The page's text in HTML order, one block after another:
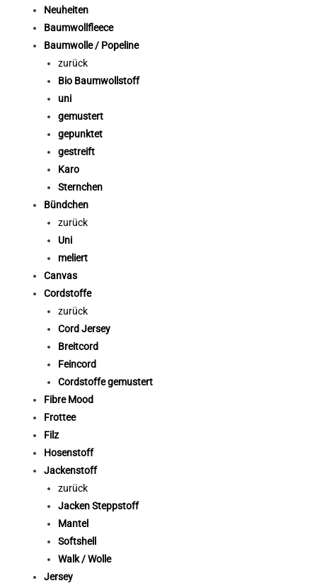
Neuheiten
Baumwollfleece
Baumwolle / Popeline
zurück
Bio Baumwollstoff
uni
gemustert
gepunktet
gestreift
Karo
Sternchen
Bündchen
zurück
Uni
meliert
Canvas
Cordstoffe
zurück
Cord Jersey
Breitcord
Feincord
Cordstoffe gemustert
Fibre Mood
Frottee
Filz
Hosenstoff
Jackenstoff
zurück
Jacken Steppstoff
Mantel
Softshell
Walk / Wolle
Jersey